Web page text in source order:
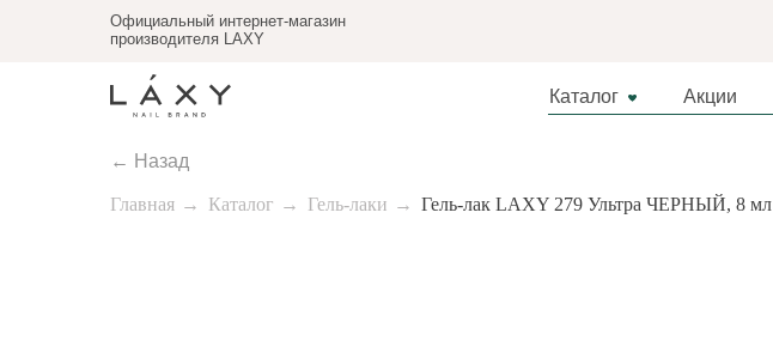
Официальный интернет-магазин
производителя LAXY
Каталог Акции
← Назад
Главная → Каталог → Гель-лаки → Гель-лак LAXY 279 Ультра ЧЕРНЫЙ, 8 мл